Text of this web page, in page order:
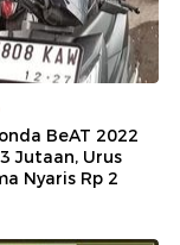
BeAT 2022
Jutaan, Urus
Nyaris Rp 2